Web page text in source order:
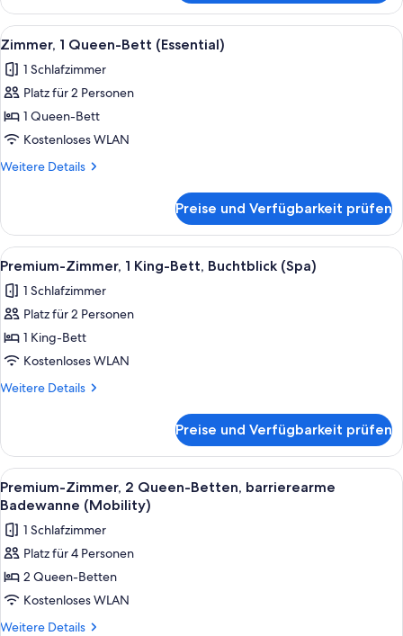
2 Queen-
Betten
(Essential)
Alle
Fotos
für
Zimmer,
1
Queen-
Bett
Ein Plattenspieler mit Schallplatte,
5
Zimmer, 1 Queen-Bett (Essential)
1 Schlafzimmer
Platz für 2 Personen
1 Queen-Bett
Kostenloses WLAN
Weitere Details
Weitere
1
Queen-
Bett
Preise und Verfügbarkeit prüfen
Alle
Fotos
für
Premium-
Zimmer,
1 King-
Bett,
anzeigen
Ein Plattenspieler mit Schallplatte,
6
Premium-Zimmer, 1 King-Bett, Buchtblick (Spa)
1 Schlafzimmer
Platz für 2 Personen
1 King-Bett
Kostenloses WLAN
Weitere Details
Weitere
Zimmer,
1 King-
Bett,
Buchtblick
Preise und Verfügbarkeit prüfen
Alle
Fotos
für
Premium-
Zimmer,
2 Queen-
Betten,
barrierearme
Ein Plattenspieler mit Schallplatte,
6
Premium-Zimmer, 2 Queen-Betten, barrierearme
Badewanne (Mobility)
1 Schlafzimmer
Platz für 4 Personen
2 Queen-Betten
Kostenloses WLAN
Weitere Details
Weitere